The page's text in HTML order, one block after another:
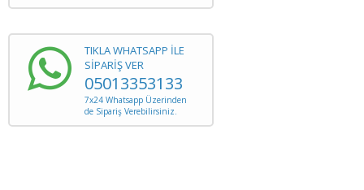
TIKLA WHATSAPP İLE
SİPARİŞ VER
05013353133
7x24 Whatsapp Üzerinden
de Sipariş Verebilirsiniz.